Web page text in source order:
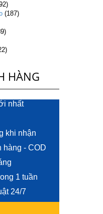
(187)
HÀNG
nhất
khi nhận
hàng - COD
1 tuần
24/7